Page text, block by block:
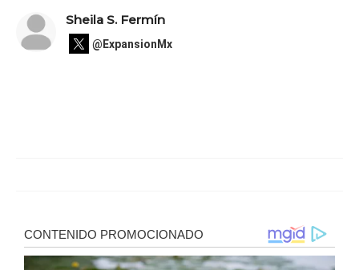
Sheila S. Fermín
@ExpansionMx